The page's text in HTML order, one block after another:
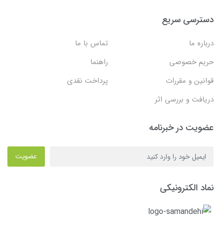
دسترسی سریع
درباره ما
تماس با ما
حریم خصوصی
راهنما
قوانین و مقررات
پرداخت نقدی
دریافت و بررسی اثر
عضویت در خبرنامه
عضویت
نماد الکترونیکی